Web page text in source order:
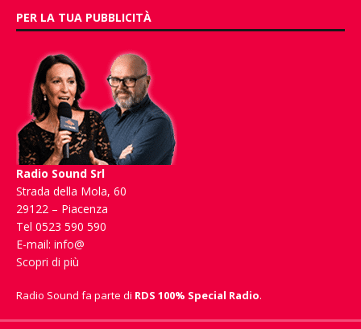
PER LA TUA PUBBLICITÀ
Radio Sound Srl
Strada della Mola, 60
29122 – Piacenza
Tel 0523 590 590
E-mail: info@
Scopri di più
Radio Sound fa parte di RDS 100% Special Radio.